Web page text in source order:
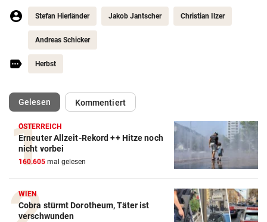
Stefan Hierländer Jakob Jantscher Christian Ilzer
Andreas Schicker
Herbst
Gelesen(ausgewählt)Kommentiert
ÖSTERREICH
Erneuter Allzeit-Rekord ++ Hitze noch
nicht vorbei
160.605 mal gelesen
WIEN
Cobra stürmt Dorotheum, Täter ist
verschwunden